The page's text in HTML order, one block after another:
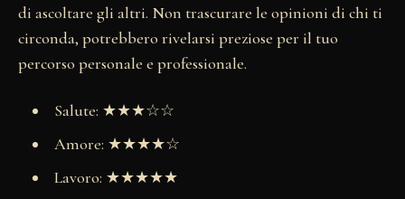
di ascoltare gli altri. Non trascurare le opinioni di chi ti
circonda, potrebbero rivelarsi preziose per il tuo
percorso personale e professionale.
Salute: ★★★☆☆
Amore: ★★★★☆
Lavoro: ★★★★★